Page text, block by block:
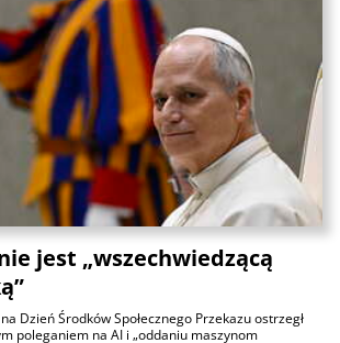
jest „wszechwiedzącą
Dzień Środków Społecznego Przekazu ostrzegł
poleganiem na AI i „oddaniu maszynom